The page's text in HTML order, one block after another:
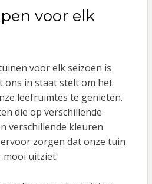
voor elk
voor elk seizoen is
ons in staat stelt om het
leefruimtes te genieten.
die op verschillende
verschillende kleuren
zorgen dat onze tuin
mooi uitziet.